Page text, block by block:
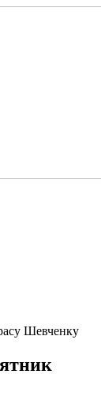
Шевченку